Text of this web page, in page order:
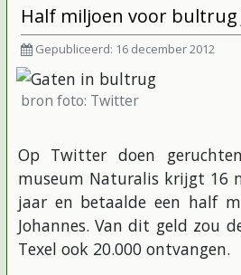
Half miljoen voor bultrug
Gepubliceerd: 16 december 2012
bron foto: Twitter
Op Twitter doen
museum Naturalis krijgt 16
jaar en betaalde een half
Johannes. Van dit geld zou
Texel ook 20.000 ontvangen.